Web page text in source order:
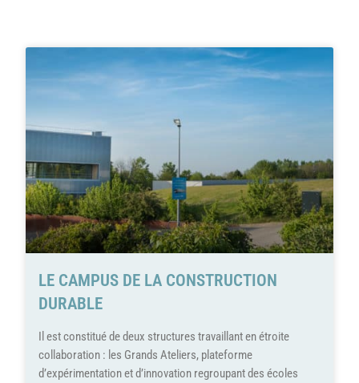
LE CAMPUS DE LA CONSTRUCTION
DURABLE
Il est constitué de deux structures travaillant en étroite
collaboration : les Grands Ateliers, plateforme
d’expérimentation et d’innovation regroupant des écoles